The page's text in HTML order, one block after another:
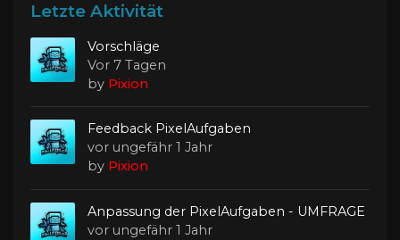
Letzte Aktivität
Vorschläge
Vor 7 Tagen
by Pixion
Feedback PixelAufgaben
vor ungefähr 1 Jahr
by Pixion
Anpassung der PixelAufgaben - UMFRAGE
vor ungefähr 1 Jahr